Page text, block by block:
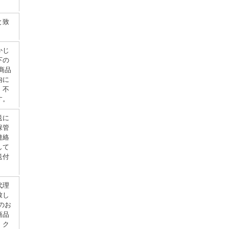
致
じ
の
品
に
不
に
管
絡
て
付
理
し
お
品
ク